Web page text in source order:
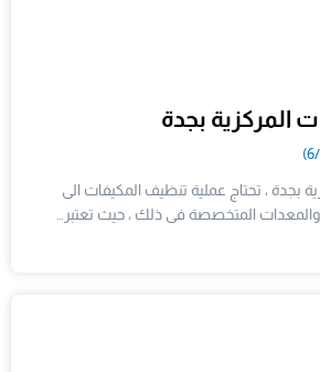
المركزية بجدة
بجدة ، تحتاج عملية تنظيف المكيفات الى
المتخصصة فى ذلك ، حيث تعتبر…